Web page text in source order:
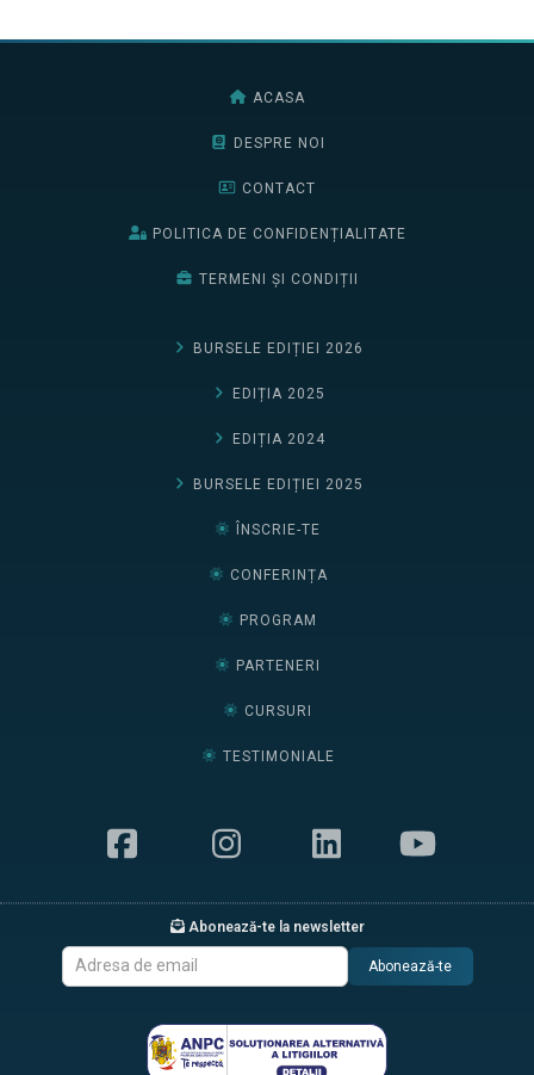
ACASA
DESPRE NOI
CONTACT
POLITICA DE CONFIDENȚIALITATE
TERMENI ȘI CONDIȚII
BURSELE EDIȚIEI 2026
EDIȚIA 2025
EDIȚIA 2024
BURSELE EDIȚIEI 2025
ÎNSCRIE-TE
CONFERINȚA
PROGRAM
PARTENERI
CURSURI
TESTIMONIALE
Abonează-te la newsletter
Abonează-te